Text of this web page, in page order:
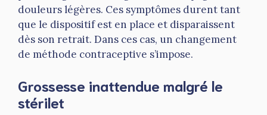
douleurs légères. Ces symptômes durent tant
que le dispositif est en place et disparaissent
dès son retrait. Dans ces cas, un changement
de méthode contraceptive s’impose.
Grossesse inattendue malgré le
stérilet